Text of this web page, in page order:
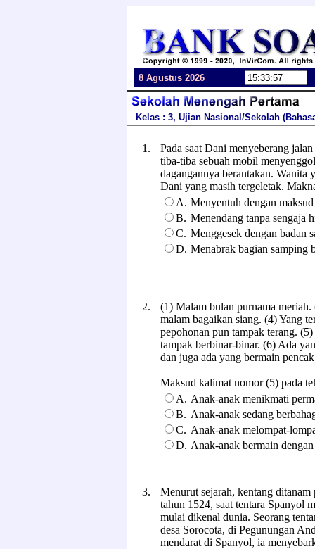
8 Agustus 2026
Kelas : 3, Ujian Nasional/Sekolah
1.
Pada saat Dani menyeberang
tiba-tiba sebuah mobil
dagangannya berantakan.
Dani yang masih tergeletak.
A. Menyentuh dengan
B. Menendang tanpa sengaja
C. Menggesek dengan badan
D. Menabrak bagian samping
2.
(1) Malam bulan purnama
malam bagaikan siang. (4) Yang
pepohonan pun tampak terang.
tampak berbinar-binar. (6) Ada
dan juga ada yang bermain
Maksud kalimat nomor (5) pada
A. Anak-anak menikmati
B. Anak-anak sedang
C. Anak-anak melompat-
D. Anak-anak bermain
3.
Menurut sejarah, kentang
tahun 1524, saat tentara Spanyol
mulai dikenal dunia. Seorang
desa Sorocota, di Pegunungan
mendarat di Spanyol, ia